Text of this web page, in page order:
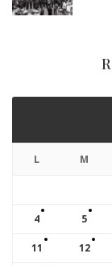
L M
4 5
11 12